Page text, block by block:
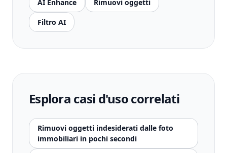
AI Enhance Rimuovi oggetti
Filtro AI
Esplora casi d'uso correlati
Rimuovi oggetti indesiderati dalle foto
immobiliari in pochi secondi